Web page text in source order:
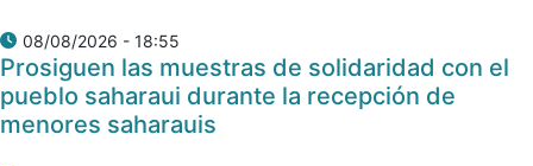
08/08/2026 - 18:55
Prosiguen las muestras de solidaridad con el
pueblo saharaui durante la recepción de
menores saharauis